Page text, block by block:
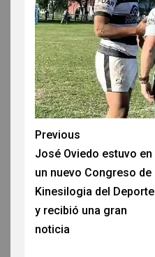
Previous
José Oviedo estuvo en
un nuevo Congreso de
Kinesilogia del Deporte
y recibió una gran
noticia